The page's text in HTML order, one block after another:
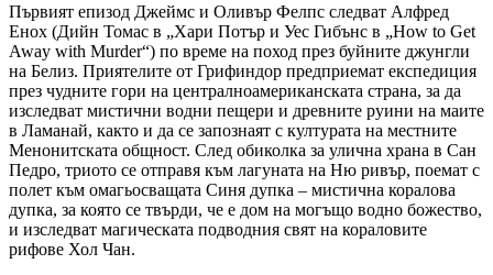
Първият епизод Джеймс и Оливър Фелпс следват Алфред
Енох (Дийн Томас в „Хари Потър и Уес Гибънс в „How to Get
Away with Murder“) по време на поход през буйните джунгли
на Белиз. Приятелите от Грифиндор предприемат експедиция
през чудните гори на централноамериканската страна, за да
изследват мистични водни пещери и древните руини на маите
в Ламанай, както и да се запознаят с културата на местните
Менонитската общност. След обиколка за улична храна в Сан
Педро, триото се отправя към лагуната на Ню ривър, поемат с
полет към омагьосващата Синя дупка – мистична коралова
дупка, за която се твърди, че е дом на могъщо водно божество,
и изследват магическата подводния свят на кораловите
рифове Хол Чан.